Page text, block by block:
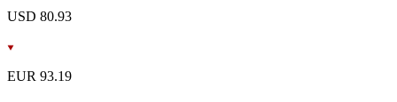
USD 80.93
EUR 93.19